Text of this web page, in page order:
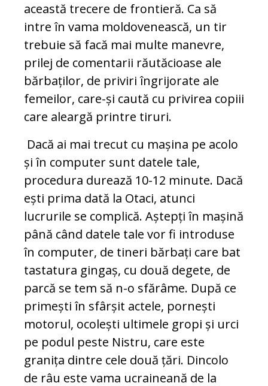
această trecere de frontieră. Ca să
intre în vama moldovenească, un tir
trebuie să facă mai multe manevre,
prilej de comentarii răutăcioase ale
bărbaților, de priviri îngrijorate ale
femeilor, care-și caută cu privirea copiii
care aleargă printre tiruri.
Dacă ai mai trecut cu mașina pe acolo
și în computer sunt datele tale,
procedura durează 10-12 minute. Dacă
ești prima dată la Otaci, atunci
lucrurile se complică. Aștepți în mașină
până când datele tale vor fi introduse
în computer, de tineri bărbați care bat
tastatura gingaș, cu două degete, de
parcă se tem să n-o sfărâme. După ce
primești în sfârșit actele, pornești
motorul, ocolești ultimele gropi și urci
pe podul peste Nistru, care este
granița dintre cele două țări. Dincolo
de râu este vama ucraineană de la